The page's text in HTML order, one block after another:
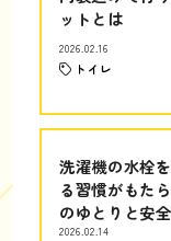
ットとは
2026.02.16
トイレ
洗濯機の水栓
る習慣がもた
のゆとりと安全
2026.02.14